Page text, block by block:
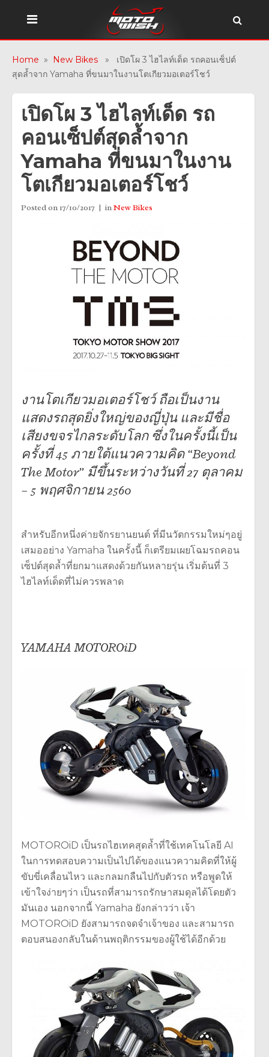
Home » New Bikes » เปิดโผ 3 ไฮไลท์เด็ด รถคอนเซ็ปต์
สุดล้ำจาก Yamaha ที่ขนมาในงานโตเกียวมอเตอร์โชว์
เปิดโผ 3 ไฮไลท์เด็ด รถ
คอนเซ็ปต์สุดล้ำจาก
Yamaha ที่ขนมาในงาน
โตเกียวมอเตอร์โชว์
Posted on17/10/2017 inNew Bikes
งานโตเกียวมอเตอร์โชว์ ถือเป็นงาน
แสดงรถสุดยิ่งใหญ่ของญี่ปุ่น และมีชื่อ
เสียงขจรไกลระดับโลก ซึ่งในครั้งนี้เป็น
ครั้งที่ 45 ภายใต้แนวความคิด “Beyond
The Motor” มีขึ้นระหว่างวันที่ 27 ตุลาคม
– 5 พฤศจิกายน 2560
สำหรับอีกหนึ่งค่ายจักรยานยนต์ ที่มีนวัตกรรมใหม่ๆอยู่
เสมออย่าง Yamaha ในครั้งนี้ ก็เตรียมเผยโฉมรถคอน
เซ็ปต์สุดล้ำที่ยกมาแสดงด้วยกันหลายรุ่น เริ่มต้นที่ 3
ไฮไลท์เด็ดที่ไม่ควรพลาด
YAMAHA MOTOROiD
MOTOROiD เป็นรถไฮเทคสุดล้ำที่ใช้เทคโนโลยี AI
ในการทดสอบความเป็นไปได้ของแนวความคิดที่ให้ผู้
ขับขี่เคลื่อนไหว และกลมกลืนไปกับตัวรถ หรือพูดให้
เข้าใจง่ายๆว่า เป็นรถที่สามารถรักษาสมดุลได้โดยตัว
มันเอง นอกจากนี้ Yamaha ยังกล่าวว่า เจ้า
MOTOROiD ยังสามารถจดจำเจ้าของ และสามารถ
ตอบสนองกลับในด้านพฤติกรรมของผู้ใช้ได้อีกด้วย